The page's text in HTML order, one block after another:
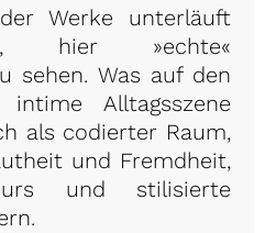
Werke unterläuft
hier »echte«
sehen. Was auf den
Alltagsszene
als codierter Raum,
und Fremdheit,
und stilisierte